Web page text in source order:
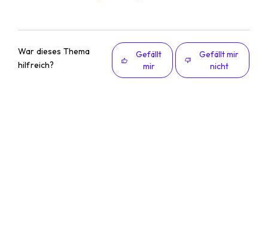
War dieses Thema
hilfreich?
Gefällt
mir
Gefällt mir
nicht